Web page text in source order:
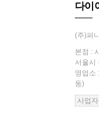
다이
(주)퍼
본점 :
서울시
영업소
동)
사업